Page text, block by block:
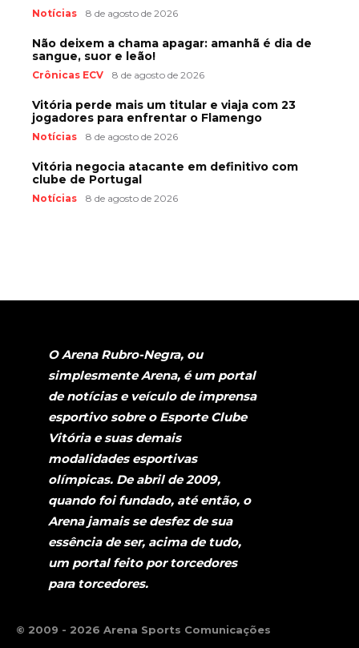
Notícias 8 de agosto de 2026
Não deixem a chama apagar: amanhã é dia de
sangue, suor e leão!
Crônicas ECV 8 de agosto de 2026
Vitória perde mais um titular e viaja com 23
jogadores para enfrentar o Flamengo
Notícias 8 de agosto de 2026
Vitória negocia atacante em definitivo com
clube de Portugal
Notícias 8 de agosto de 2026
O Arena Rubro-Negra, ou
simplesmente Arena, é um portal
de notícias e veículo de imprensa
esportivo sobre o Esporte Clube
Vitória e suas demais
modalidades esportivas
olímpicas. De abril de 2009,
quando foi fundado, até então, o
Arena jamais se desfez de sua
essência de ser, acima de tudo,
um portal feito por torcedores
para torcedores.
© 2009 - 2026 Arena Sports Comunicações